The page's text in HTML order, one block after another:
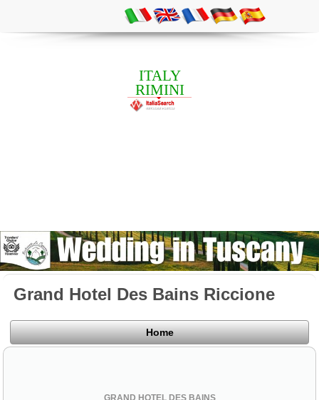
ITALY
RIMINI
Grand Hotel Des Bains Riccione
Home
GRAND HOTEL DES BAINS